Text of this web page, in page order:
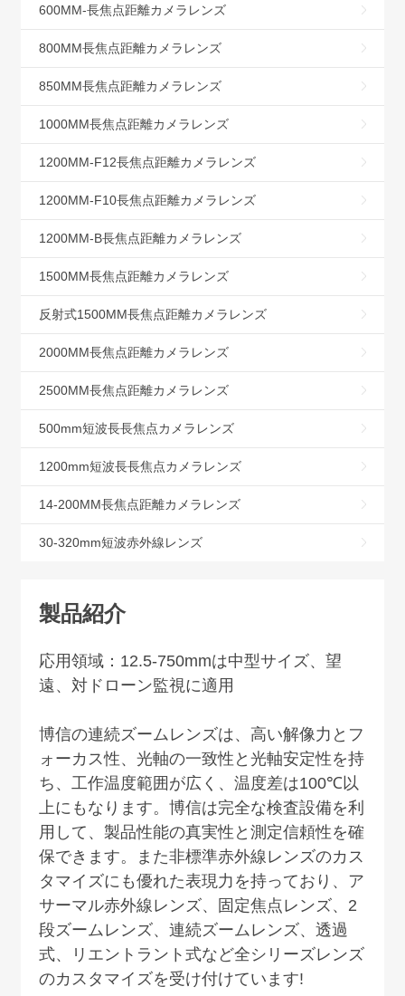
600MM-長焦点距離カメラレンズ
800MM長焦点距離カメラレンズ
850MM長焦点距離カメラレンズ
1000MM長焦点距離カメラレンズ
1200MM-F12長焦点距離カメラレンズ
1200MM-F10長焦点距離カメラレンズ
1200MM-B長焦点距離カメラレンズ
1500MM長焦点距離カメラレンズ
反射式1500MM長焦点距離カメラレンズ
2000MM長焦点距離カメラレンズ
2500MM長焦点距離カメラレンズ
500mm短波長長焦点カメラレンズ
1200mm短波長長焦点カメラレンズ
14-200MM長焦点距離カメラレンズ
30-320mm短波赤外線レンズ
製品紹介
応用領域： 12.5-750mmは中型サイズ、望
遠、対ドローン監視に適用
博信の連続ズームレンズは、高い解像力とフ
ォーカス性、光軸の一致性と光軸安定性を持
ち、工作温度範囲が広く、温度差は100℃以
上にもなります。博信は完全な検査設備を利
用して、製品性能の真実性と測定信頼性を確
保できます。また非標準赤外線レンズのカス
タマイズにも優れた表現力を持っており、ア
サーマル赤外線レンズ、固定焦点レンズ、 2
段ズームレンズ、連続ズームレンズ、透過
式、リエントラント式など全シリーズレンズ
のカスタマイズを受け付けています!